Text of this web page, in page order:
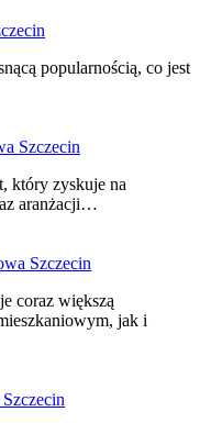
popularnością, co jest
Szczecin
który zyskuje na
aranżacji…
Szczecin
coraz większą
jak i